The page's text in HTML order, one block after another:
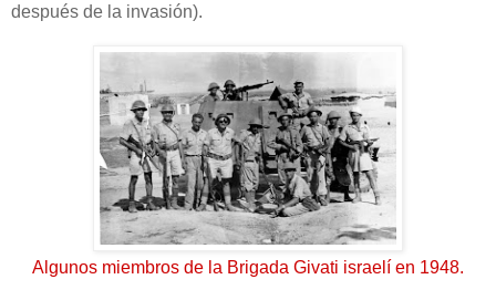
después de la invasión).
Algunos miembros de la Brigada Givati israelí en 1948.